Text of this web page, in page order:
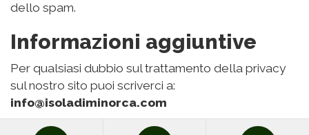
dello spam.
Informazioni aggiuntive
Per qualsiasi dubbio sul trattamento della privacy
sul nostro sito puoi scriverci a:
info@isoladiminorca.com